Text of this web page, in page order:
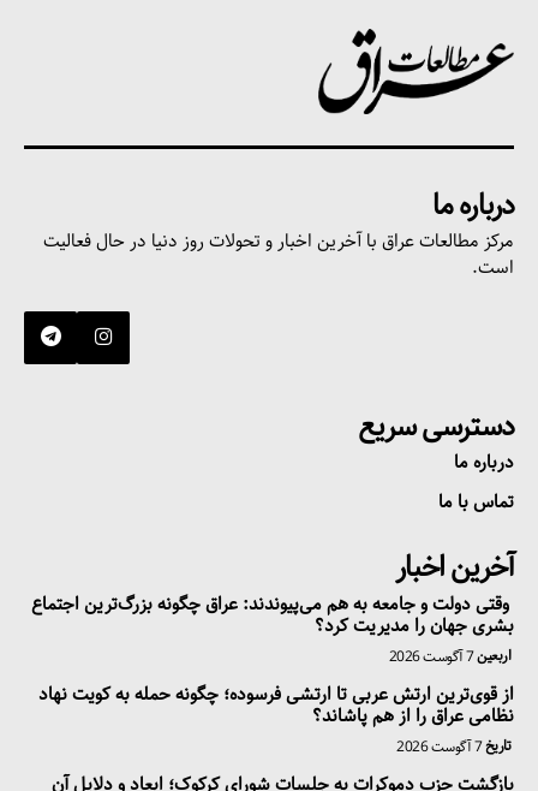
درباره ما
مرکز مطالعات عراق با آخرین اخبار و تحولات روز دنیا در حال فعالیت
است.
دسترسی سریع
درباره ما
تماس با ما
آخرین اخبار
وقتی دولت و جامعه به هم می‌پیوندند: عراق چگونه بزرگ‌ترین اجتماع
بشری جهان را مدیریت کرد؟
اربعین7 آگوست 2026
از قوی‌ترین ارتش عربی تا ارتشی فرسوده؛ چگونه حمله به کویت نهاد
نظامی عراق را از هم پاشاند؟
تاریخ7 آگوست 2026